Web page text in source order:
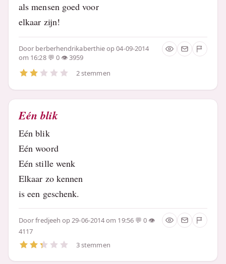
als mensen goed voor
elkaar zijn!
Door berberhendrikaberthieop 04-09-2014
om 16:28
0
3959
2 stemmen
Eén blik
Eén blik
Eén woord
Eén stille wenk
Elkaar zo kennen
is een geschenk.
Doorfredjeeh op 29-06-2014 om 19:56
0
4117
3 stemmen